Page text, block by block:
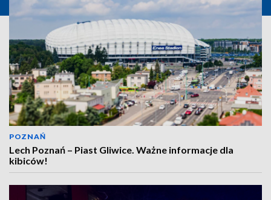
POZNAŃ
Lech Poznań – Piast Gliwice. Ważne informacje dla
kibiców!